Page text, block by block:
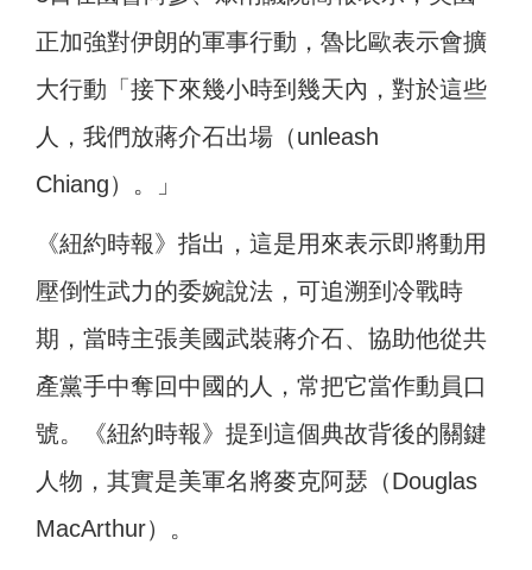
正加強對伊朗的軍事行動，魯比歐表示會擴
大行動「接下來幾小時到幾天內，對於這些
人，我們放蔣介石出場（unleash
Chiang）。」
《紐約時報》指出，這是用來表示即將動用
壓倒性武力的委婉說法，可追溯到冷戰時
期，當時主張美國武裝蔣介石、協助他從共
產黨手中奪回中國的人，常把它當作動員口
號。《紐約時報》提到這個典故背後的關鍵
人物，其實是美軍名將麥克阿瑟（Douglas
MacArthur）。